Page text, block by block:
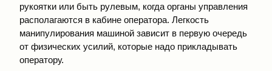
рукоятки или быть рулевым, когда органы управления
располагаются в кабине оператора. Легкость
манипулирования машиной зависит в первую очередь
от физических усилий, которые надо прикладывать
оператору.